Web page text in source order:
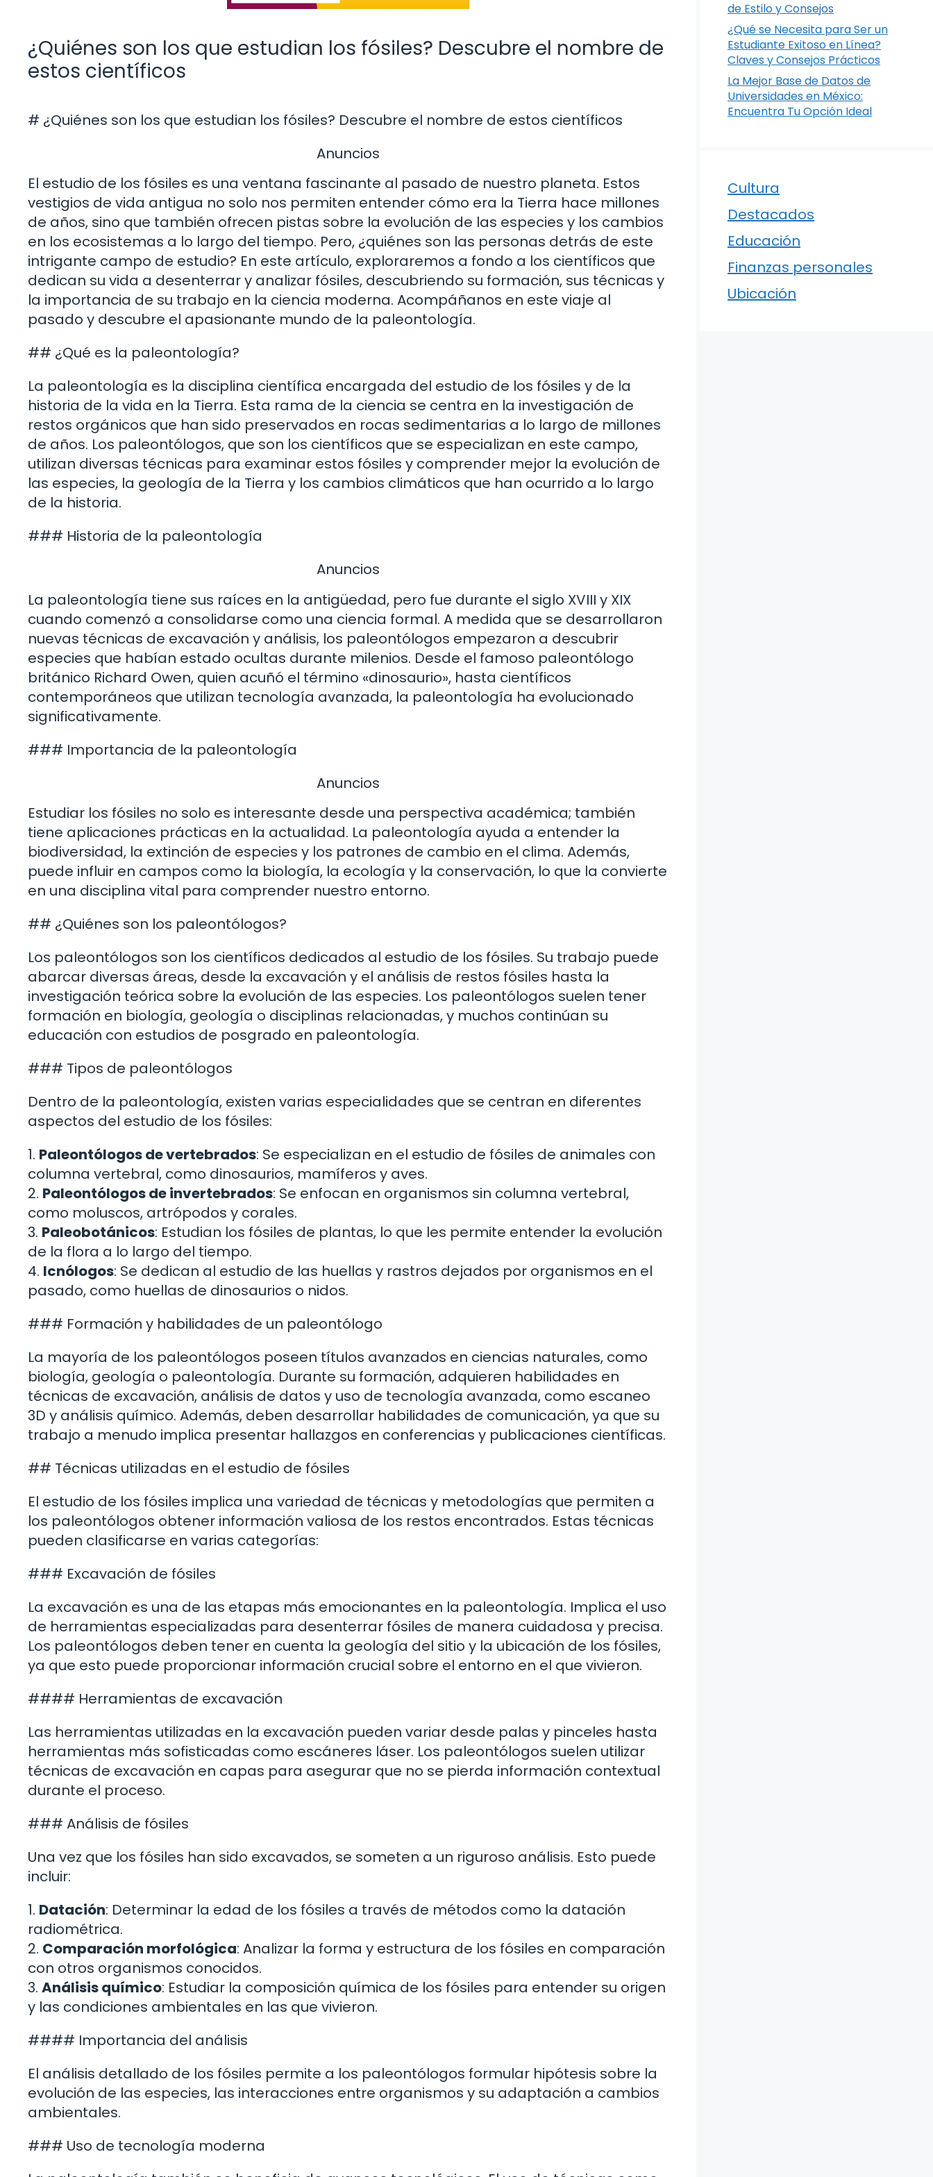
¿Quiénes son los que estudian los fósiles? Descubre el nombre de
estos científicos
# ¿Quiénes son los que estudian los fósiles? Descubre el nombre de estos científicos
Anuncios
El estudio de los fósiles es una ventana fascinante al pasado de nuestro planeta. Estos
vestigios de vida antigua no solo nos permiten entender cómo era la Tierra hace millones
de años, sino que también ofrecen pistas sobre la evolución de las especies y los cambios
en los ecosistemas a lo largo del tiempo. Pero, ¿quiénes son las personas detrás de este
intrigante campo de estudio? En este artículo, exploraremos a fondo a los científicos que
dedican su vida a desenterrar y analizar fósiles, descubriendo su formación, sus técnicas y
la importancia de su trabajo en la ciencia moderna. Acompáñanos en este viaje al
pasado y descubre el apasionante mundo de la paleontología.
## ¿Qué es la paleontología?
La paleontología es la disciplina científica encargada del estudio de los fósiles y de la
historia de la vida en la Tierra. Esta rama de la ciencia se centra en la investigación de
restos orgánicos que han sido preservados en rocas sedimentarias a lo largo de millones
de años. Los paleontólogos, que son los científicos que se especializan en este campo,
utilizan diversas técnicas para examinar estos fósiles y comprender mejor la evolución de
las especies, la geología de la Tierra y los cambios climáticos que han ocurrido a lo largo
de la historia.
### Historia de la paleontología
Anuncios
La paleontología tiene sus raíces en la antigüedad, pero fue durante el siglo XVIII y XIX
cuando comenzó a consolidarse como una ciencia formal. A medida que se desarrollaron
nuevas técnicas de excavación y análisis, los paleontólogos empezaron a descubrir
especies que habían estado ocultas durante milenios. Desde el famoso paleontólogo
británico Richard Owen, quien acuñó el término «dinosaurio», hasta científicos
contemporáneos que utilizan tecnología avanzada, la paleontología ha evolucionado
significativamente.
### Importancia de la paleontología
Anuncios
Estudiar los fósiles no solo es interesante desde una perspectiva académica; también
tiene aplicaciones prácticas en la actualidad. La paleontología ayuda a entender la
biodiversidad, la extinción de especies y los patrones de cambio en el clima. Además,
puede influir en campos como la biología, la ecología y la conservación, lo que la convierte
en una disciplina vital para comprender nuestro entorno.
## ¿Quiénes son los paleontólogos?
Los paleontólogos son los científicos dedicados al estudio de los fósiles. Su trabajo puede
abarcar diversas áreas, desde la excavación y el análisis de restos fósiles hasta la
investigación teórica sobre la evolución de las especies. Los paleontólogos suelen tener
formación en biología, geología o disciplinas relacionadas, y muchos continúan su
educación con estudios de posgrado en paleontología.
### Tipos de paleontólogos
Dentro de la paleontología, existen varias especialidades que se centran en diferentes
aspectos del estudio de los fósiles:
1. Paleontólogos de vertebrados: Se especializan en el estudio de fósiles de animales con
columna vertebral, como dinosaurios, mamíferos y aves.
2. Paleontólogos de invertebrados: Se enfocan en organismos sin columna vertebral,
como moluscos, artrópodos y corales.
3. Paleobotánicos: Estudian los fósiles de plantas, lo que les permite entender la evolución
de la flora a lo largo del tiempo.
4. Icnólogos: Se dedican al estudio de las huellas y rastros dejados por organismos en el
pasado, como huellas de dinosaurios o nidos.
### Formación y habilidades de un paleontólogo
La mayoría de los paleontólogos poseen títulos avanzados en ciencias naturales, como
biología, geología o paleontología. Durante su formación, adquieren habilidades en
técnicas de excavación, análisis de datos y uso de tecnología avanzada, como escaneo
3D y análisis químico. Además, deben desarrollar habilidades de comunicación, ya que su
trabajo a menudo implica presentar hallazgos en conferencias y publicaciones científicas.
## Técnicas utilizadas en el estudio de fósiles
El estudio de los fósiles implica una variedad de técnicas y metodologías que permiten a
los paleontólogos obtener información valiosa de los restos encontrados. Estas técnicas
pueden clasificarse en varias categorías:
### Excavación de fósiles
La excavación es una de las etapas más emocionantes en la paleontología. Implica el uso
de herramientas especializadas para desenterrar fósiles de manera cuidadosa y precisa.
Los paleontólogos deben tener en cuenta la geología del sitio y la ubicación de los fósiles,
ya que esto puede proporcionar información crucial sobre el entorno en el que vivieron.
#### Herramientas de excavación
Las herramientas utilizadas en la excavación pueden variar desde palas y pinceles hasta
herramientas más sofisticadas como escáneres láser. Los paleontólogos suelen utilizar
técnicas de excavación en capas para asegurar que no se pierda información contextual
durante el proceso.
### Análisis de fósiles
Una vez que los fósiles han sido excavados, se someten a un riguroso análisis. Esto puede
incluir:
1. Datación: Determinar la edad de los fósiles a través de métodos como la datación
radiométrica.
2. Comparación morfológica: Analizar la forma y estructura de los fósiles en comparación
con otros organismos conocidos.
3. Análisis químico: Estudiar la composición química de los fósiles para entender su origen
y las condiciones ambientales en las que vivieron.
#### Importancia del análisis
El análisis detallado de los fósiles permite a los paleontólogos formular hipótesis sobre la
evolución de las especies, las interacciones entre organismos y su adaptación a cambios
ambientales.
### Uso de tecnología moderna
de Estilo y Consejos
¿Qué se Necesita para Ser un
Estudiante Exitoso en Línea?
Claves y Consejos Prácticos
La Mejor Base de Datos de
Universidades en México:
Encuentra Tu Opción Ideal
Cultura
Destacados
Educación
Finanzas personales
Ubicación